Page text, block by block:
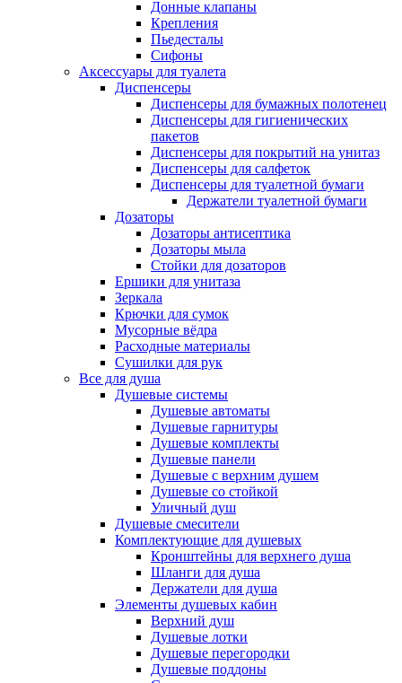
Донные клапаны
Крепления
Пьедесталы
Сифоны
Аксессуары для туалета
Диспенсеры
Диспенсеры для бумажных полотенец
Диспенсеры для гигиенических
пакетов
Диспенсеры для покрытий на унитаз
Диспенсеры для салфеток
Диспенсеры для туалетной бумаги
Держатели туалетной бумаги
Дозаторы
Дозаторы антисептика
Дозаторы мыла
Стойки для дозаторов
Ершики для унитаза
Зеркала
Крючки для сумок
Мусорные вёдра
Расходные материалы
Сушилки для рук
Все для душа
Душевые системы
Душевые автоматы
Душевые гарнитуры
Душевые комплекты
Душевые панели
Душевые с верхним душем
Душевые со стойкой
Уличный душ
Душевые смесители
Комплектующие для душевых
Кронштейны для верхнего душа
Шланги для душа
Держатели для душа
Элементы душевых кабин
Верхний душ
Душевые лотки
Душевые перегородки
Душевые поддоны